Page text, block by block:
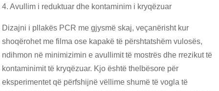
4. Avullim i reduktuar dhe kontaminim i kryqëzuar
Dizajni i pllakës PCR me gjysmë skaj, veçanërisht kur
shoqërohet me filma ose kapakë të përshtatshëm vulosës,
ndihmon në minimizimin e avullimit të mostrës dhe rrezikut të
kontaminimit të kryqëzuar. Kjo është thelbësore për
eksperimentet që përfshijnë vëllime shumë të vogla të